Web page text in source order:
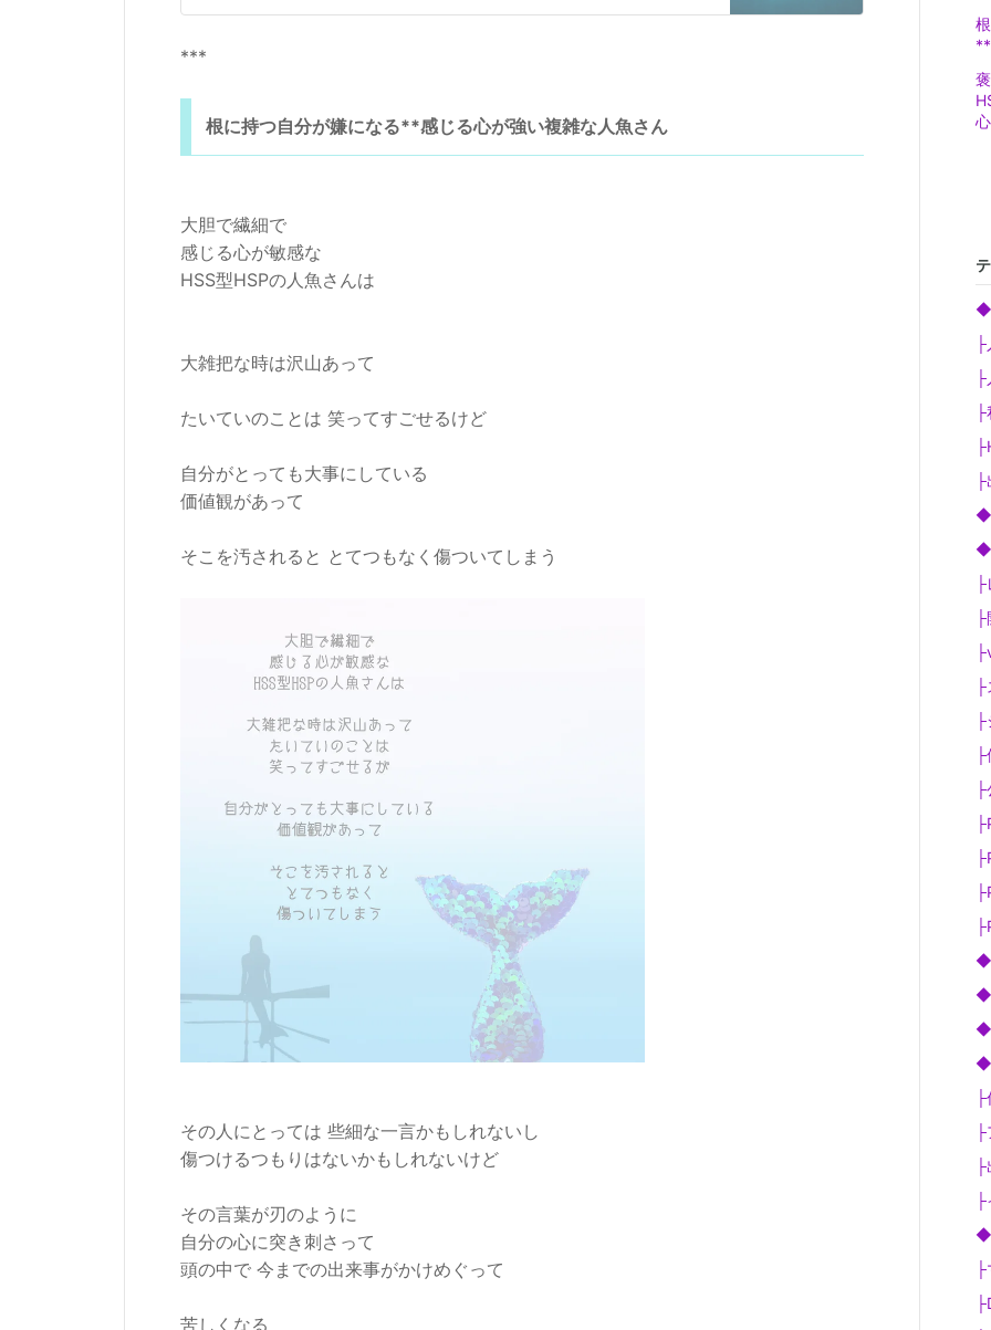
***
根に持つ自分が嫌になる**感じる心が強い複雑な人魚さん
大胆で繊細で
感じる心が敏感な
HSS型HSPの人魚さんは
大雑把な時は沢山あって
たいていのことは 笑ってすごせるけど
自分がとっても大事にしている
価値観があって
そこを汚されると とてつもなく傷ついてしまう
その人にとっては 些細な一言かもしれないし
傷つけるつもりはないかもしれないけど
その言葉が刃のように
自分の心に突き刺さって
頭の中で 今までの出来事がかけめぐって
苦しくなる
◆
◆
◆
◆
◆
◆